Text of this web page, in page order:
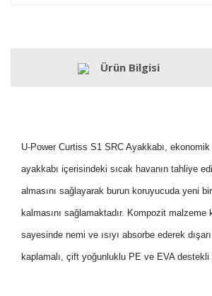
Ürün Bilgisi
U-Power Curtiss S1 SRC Ayakkabı,
ayakkabı içerisindeki sıcak havanın tahliye
almasını sağlayarak burun koruyucuda yeni
kalmasını sağlamaktadır. Kompozit
sayesinde nemi ve ısıyı absorbe ederek
kaplamalı, çift yoğunluklu PE ve EVA